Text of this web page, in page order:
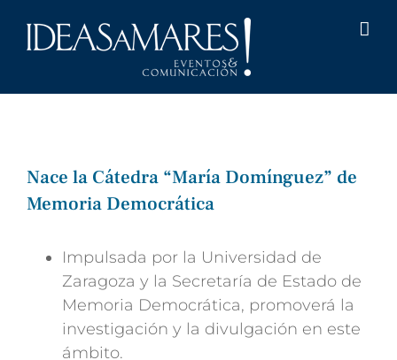
Nace la Cátedra “María Domínguez” de
Memoria Democrática
Impulsada por la Universidad de
Zaragoza y la Secretaría de Estado de
Memoria Democrática, promoverá la
investigación y la divulgación en este
ámbito.